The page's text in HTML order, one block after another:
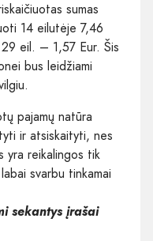
sumas
14 eilutėje 7,46
eil. – 1,57 Eur. Šis
bus leidžiami
pajamų natūra
ir atsiskaityti, nes
yra reikalingos tik
svarbu tinkamai
sekantys įrašai